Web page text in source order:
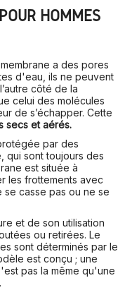
HOMMES
a des pores
d'eau, ils ne peuvent
côté de la
celui des molécules
de s’échapper. Cette
secs et aérés.
par des
qui sont toujours des
est située à
les frottements avec
casse pas ou ne se
et de son utilisation
ou retirées. Le
sont déterminés par le
est conçu ; une
pas la même qu'une